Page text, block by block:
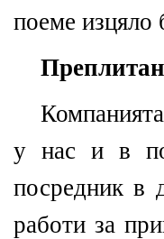
поеме изцяло
у нас и в
посредник в
работи за